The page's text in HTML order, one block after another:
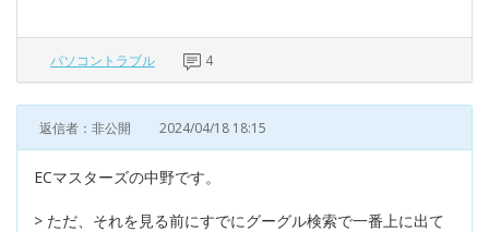
パソコントラブル 4
返信者：非公開 2024/04/18 18:15
ECマスターズの中野です。
> ただ、それを見る前にすでにグーグル検索で一番上に出て